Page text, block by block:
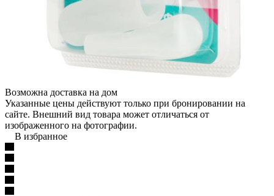
Возможна доставка на дом
Указанные цены действуют только при бронировании на
сайте. Внешний вид товара может отличаться от
изображенного на фотографии.
В избранное